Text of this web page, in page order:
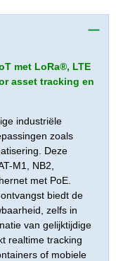
met LoRa®, LTE
asset tracking en
industriële
zoals
Deze
M1, NB2,
met PoE.
biedt de
zelfs in
van gelijktijdige
realtime tracking
of mobiele